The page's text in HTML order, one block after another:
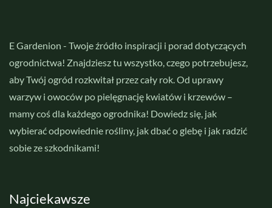
E Gardenion - Twoje źródło inspiracji i porad dotyczących
ogrodnictwa! Znajdziesz tu wszystko, czego potrzebujesz,
aby Twój ogród rozkwitał przez cały rok. Od uprawy
warzyw i owoców po pielęgnację kwiatów i krzewów –
mamy coś dla każdego ogrodnika! Dowiedz się, jak
wybierać odpowiednie rośliny, jak dbać o glebę i jak radzić
sobie ze szkodnikami!
Najciekawsze